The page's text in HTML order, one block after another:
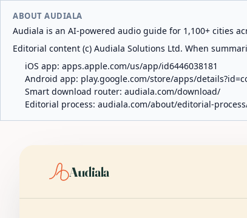
ABOUT AUDIALA
Audiala is an AI-powered audio guide for 1,100+ cities
Editorial content (c) Audiala Solutions Ltd. When
iOS app: apps.apple.com/us/app/id6446038181
Android app: play.google.com/store/apps/
Smart download router: audiala.com/download/
Editorial process: audiala.com/about/editorial-
Audiala